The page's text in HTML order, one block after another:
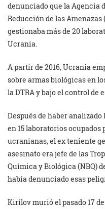
denunciado que la Agencia
Reducción de las Amenazas
gestionaba más de 20
Ucrania.
‎A partir de 2016, Ucrania
sobre armas biológicas en
la DTRA y bajo el control de
Después de haber
en 15 laboratorios
ucranianas, el ex teniente
asesinato era jefe de las
Química y Biológica (NBQ)
había denunciado esas
Kirílov murió el pasado 17